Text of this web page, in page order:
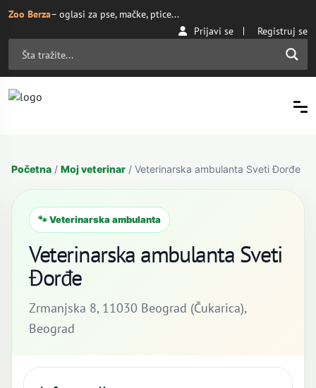
Zoo Berza– oglasi za pse, mačke, ptice...
Prijavi se
Registruj se
Početna / Moj veterinar / Veterinarska ambulanta Sveti Đorđe
🐾 Veterinarska ambulanta
Veterinarska ambulanta Sveti
Đorđe
Zrmanjska 8, 11030 Beograd (Čukarica),
Beograd